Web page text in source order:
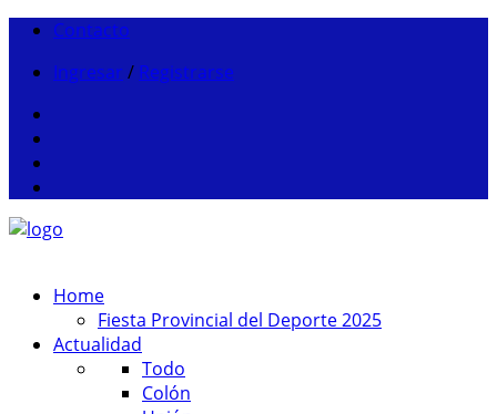
Contacto
Ingresar / Registrarse
Home
Fiesta Provincial del Deporte 2025
Actualidad
Todo
Colón